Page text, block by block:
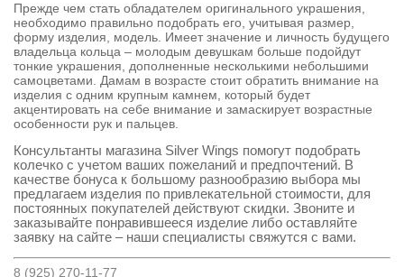
Прежде чем стать обладателем оригинального украшения,
необходимо правильно подобрать его, учитывая размер,
форму изделия, модель. Имеет значение и личность будущего
владельца кольца – молодым девушкам больше подойдут
тонкие украшения, дополненные несколькими небольшими
самоцветами. Дамам в возрасте стоит обратить внимание на
изделия с одним крупным камнем, который будет
акцентировать на себе внимание и замаскирует возрастные
особенности рук и пальцев.
Консультанты магазина Silver Wings помогут подобрать
колечко с учетом ваших пожеланий и предпочтений. В
качестве бонуса к большому разнообразию выбора мы
предлагаем изделия по привлекательной стоимости, для
постоянных покупателей действуют скидки. Звоните и
заказывайте понравившееся изделие либо оставляйте
заявку на сайте – наши специалисты свяжутся с вами.
8 (925) 270-11-77